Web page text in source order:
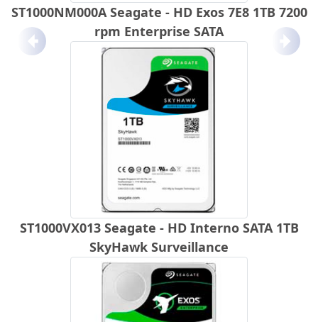
ST1000NM000A Seagate - HD Exos 7E8 1TB 7200
rpm Enterprise SATA
ST1000VX013 Seagate - HD Interno SATA 1TB
SkyHawk Surveillance
Anterior